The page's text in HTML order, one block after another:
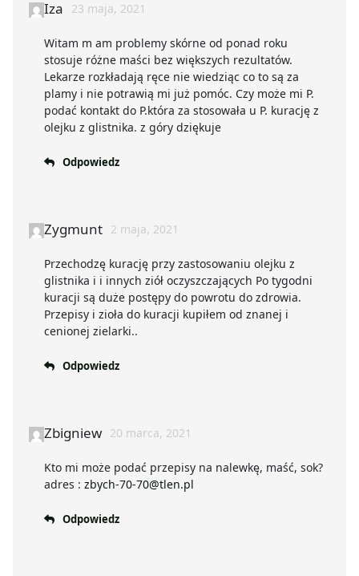
Iza 23 maja, 2021
Witam m am problemy skórne od ponad roku
stosuje różne maści bez większych rezultatów.
Lekarze rozkładają ręce nie wiedziąc co to są za
plamy i nie potrawią mi już pomóc. Czy może mi P.
podać kontakt do P.która za stosowała u P. kurację z
olejku z glistnika. z góry dziękuje
Odpowiedz
Zygmunt 2 maja, 2021
Przechodzę kurację przy zastosowaniu olejku z
glistnika i i innych ziół oczyszczających Po tygodni
kuracji są duże postępy do powrotu do zdrowia.
Przepisy i zioła do kuracji kupiłem od znanej i
cenionej zielarki..
Odpowiedz
Zbigniew 20 marca, 2021
Kto mi może podać przepisy na nalewkę, maść, sok?
adres : zbych-70-70@tlen.pl
Odpowiedz